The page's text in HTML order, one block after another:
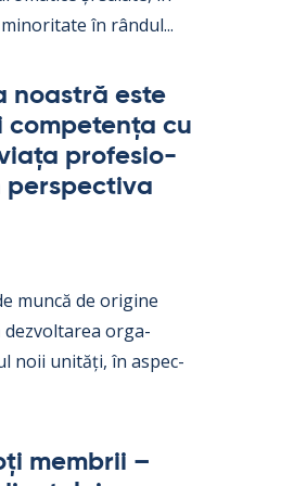
în rân­dul...
noa­stră este
com­pe­tența cu
pro­fe­sio­
pers­pec­tiva
muncă de ori­gine
dez­vol­ta­rea or­ga­
noii unități, în as­pec­
mem­brii –